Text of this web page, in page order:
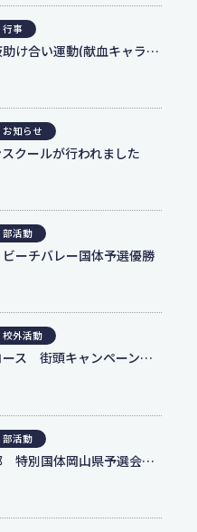
状況
行事
岡山県愛の血液助け合い運動(献血キャラバン隊訪問)が行われました
お知らせ
クールが行われました
部活動
ーチバレー国体予選優勝
校外活動
生徒会・福祉コース 街頭キャンペーンボランティアに参加
部活動
ライフル射撃部 特別国体岡山県予選会で県代表 中国大会出場決定